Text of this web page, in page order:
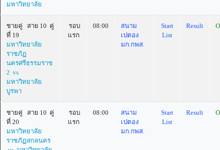
มหาวิทยาลัย
ชายคู่ สาย 10 คู่
ที่ 19
มหาวิทยาลัย
ราชภัฏ
นครศรีธรรมราช
2 vs
มหาวิทยาลัย
บูรพา
รอบ
แรก
08:00
สนาม
เปตอง
มก.กพส.
Start
List
Result
ชายคู่ สาย 10 คู่
ที่ 20
มหาวิทยาลัย
ราชภัฏสกลนคร
รอบ
แรก
08:00
สนาม
เปตอง
มก.กพส.
Start
List
Result